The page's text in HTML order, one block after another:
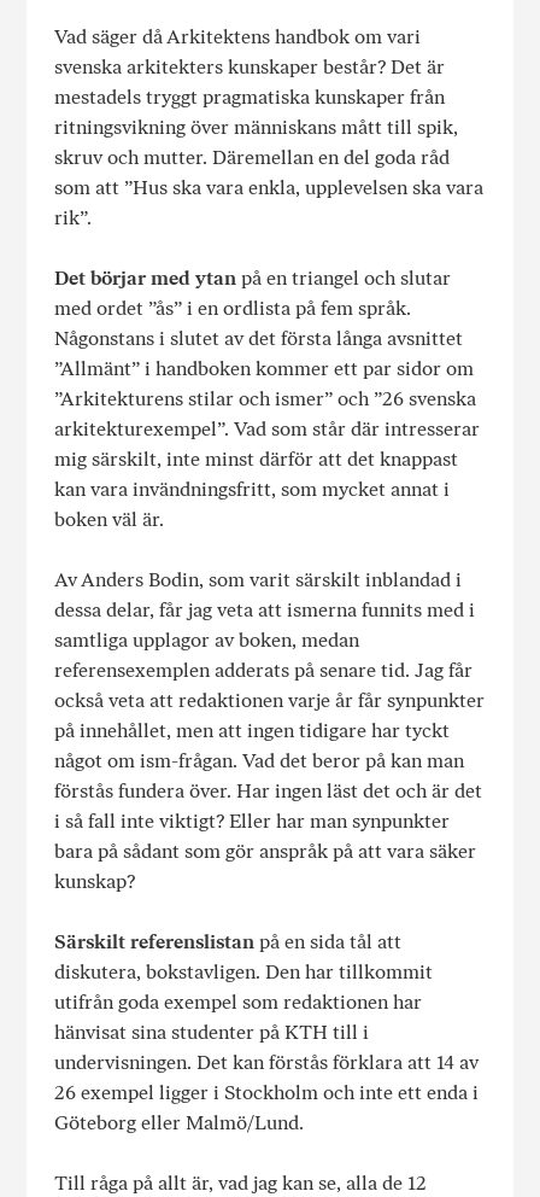
Vad säger då Arkitektens handbok om vari
svenska arkitekters kunskaper består? Det är
mestadels tryggt pragmatiska kunskaper från
ritningsvikning över människans mått till spik,
skruv och mutter. Däremellan en del goda råd
som att ”Hus ska vara enkla, upplevelsen ska vara
rik”.
Det börjar med ytanpå en triangel och slutar
med ordet ”ås” i en ordlista på fem språk.
Någonstans i slutet av det första långa avsnittet
”Allmänt” i handboken kommer ett par sidor om
”Arkitekturens stilar och ismer” och ”26 svenska
arkitekturexempel”. Vad som står där intresserar
mig särskilt, inte minst därför att det knappast
kan vara invändningsfritt, som mycket annat i
boken väl är.
Av Anders Bodin, som varit särskilt inblandad i
dessa delar, får jag veta att ismerna funnits med i
samtliga upplagor av boken, medan
referensexemplen adderats på senare tid. Jag får
också veta att redaktionen varje år får synpunkter
på innehållet, men att ingen tidigare har tyckt
något om ism-frågan. Vad det beror på kan man
förstås fundera över. Har ingen läst det och är det
i så fall inte viktigt? Eller har man synpunkter
bara på sådant som gör anspråk på att vara säker
kunskap?
Särskilt referenslistanpå en sida tål att
diskutera, bokstavligen. Den har tillkommit
utifrån goda exempel som redaktionen har
hänvisat sina studenter på KTH till i
undervisningen. Det kan förstås förklara att 14 av
26 exempel ligger i Stockholm och inte ett enda i
Göteborg eller Malmö/Lund.
Till råga på allt är, vad jag kan se, alla de 12